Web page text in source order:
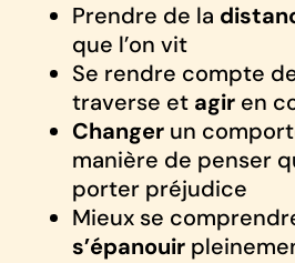
Prendre de la
que l’on vit
Se rendre compte
traverse et agir en
Changer un
manière de penser
porter préjudice
Mieux se
s’épanouir